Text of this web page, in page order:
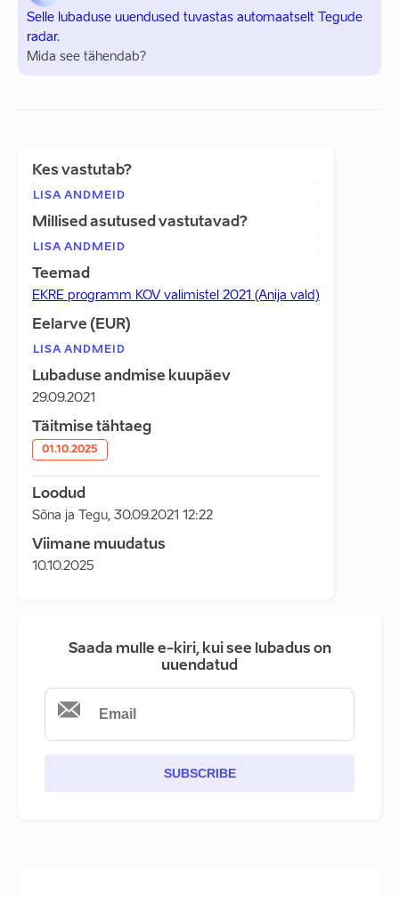
Selle lubaduse uuendused tuvastas automaatselt Tegude
radar.
Mida see tähendab?
Kes vastutab?
LISA ANDMEID
Millised asutused vastutavad?
LISA ANDMEID
Teemad
EKRE programm KOV valimistel 2021 (Anija vald)
Eelarve (EUR)
LISA ANDMEID
Lubaduse andmise kuupäev
29.09.2021
Täitmise tähtaeg
01.10.2025
Loodud
Sõna ja Tegu, 30.09.2021 12:22
Viimane muudatus
10.10.2025
Saada mulle e-kiri, kui see lubadus on
uuendatud
SUBSCRIBE